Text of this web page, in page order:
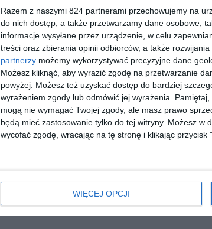
Razem z naszymi 824 partnerami przechowujemy na
do nich dostęp, a także przetwarzamy dane osobowe,
informacje wysyłane przez urządzenie, w celu
treści oraz zbierania opinii odbiorców, a także rozwijania
partnerzy możemy wykorzystywać precyzyjne dane
Możesz kliknąć, aby wyrazić zgodę na przetwarzanie
powyżej. Możesz też uzyskać dostęp do bardziej
wyrażeniem zgody lub odmówić jej wyrażenia.
mogą nie wymagać Twojej zgody, ale masz prawo
będą mieć zastosowanie tylko do tej witryny. Możesz w
wycofać zgodę, wracając na tę stronę i klikając przycisk
WIĘCEJ OPCJI